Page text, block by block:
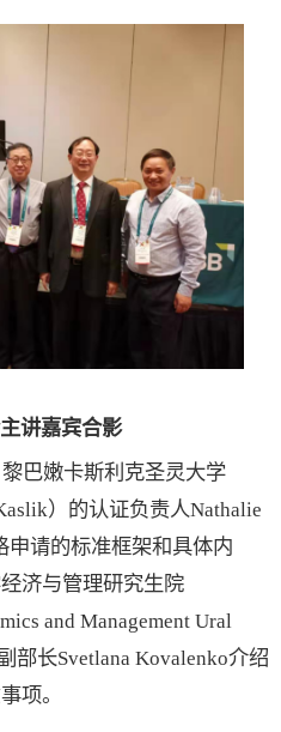
讲嘉宾合影
巴嫩卡斯利克圣灵大学
k）的认证负责人Nathalie
申请的标准框架和具体内
济与管理研究生院
and Management Ural
部长Svetlana Kovalenko介绍
项。